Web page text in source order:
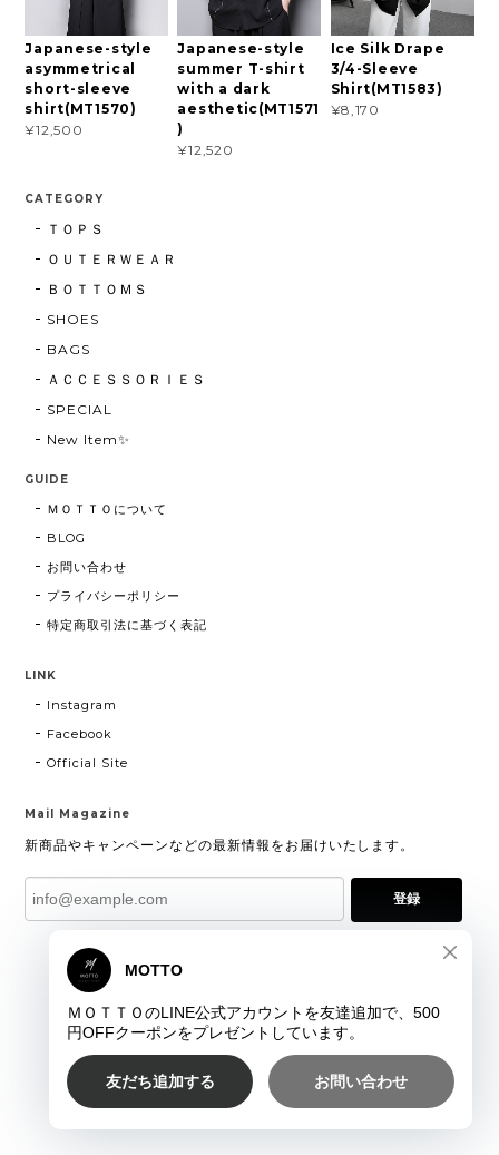
Japanese-style
asymmetrical
short-sleeve
shirt(MT1570)
¥12,500
Japanese-style
summer T-shirt
with a dark
aesthetic(MT1571
)
¥12,520
Ice Silk Drape
3/4-Sleeve
Shirt(MT1583)
¥8,170
CATEGORY
ＴＯＰＳ
ＯＵＴＥＲＷＥＡＲ
ＢＯＴＴＯＭＳ
SHOES
BAGS
ＡＣＣＥＳＳＯＲＩＥＳ
SPECIAL
New Item✨
GUIDE
ＭＯＴＴＯについて
BLOG
お問い合わせ
プライバシーポリシー
特定商取引法に基づく表記
LINK
Instagram
Facebook
Official Site
Mail Magazine
新商品やキャンペーンなどの最新情報をお届けいたします。
登録